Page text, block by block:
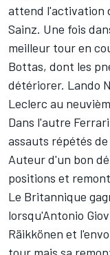
attend l'activation
Sainz. Une fois
meilleur tour en
Bottas, dont les
détériorer. Lando
Leclerc au
Dans l'autre Ferrari
assauts répétés
Auteur d'un bon
positions et
Le Britannique
lorsqu'Antonio
Räikkönen et